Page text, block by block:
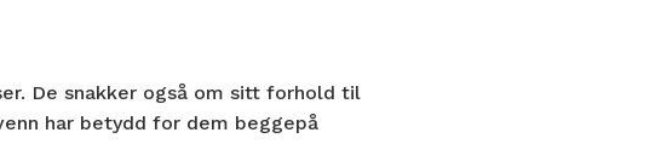
De snakker også om sitt forhold til
har betydd for dem beggepå